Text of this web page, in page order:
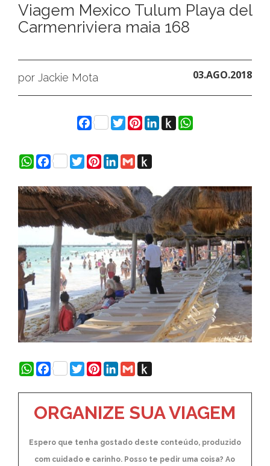
Viagem Mexico Tulum Playa del
Carmenriviera maia 168
por Jackie Mota 03.AGO.2018
Facebook
Twitter
Pinterest
LinkedIn
Push
to
WhatsApp
WhatsApp
Facebook
Twitter
Pinterest
LinkedIn
GmailPush
Kindle
WhatsApp
Facebook
Twitter
Pinterest
LinkedIn
GmailPush
Kindle
ORGANIZE SUA VIAGEM
Espero que tenha gostado deste conteúdo, produzido
com cuidado e carinho. Posso te pedir uma coisa? Ao